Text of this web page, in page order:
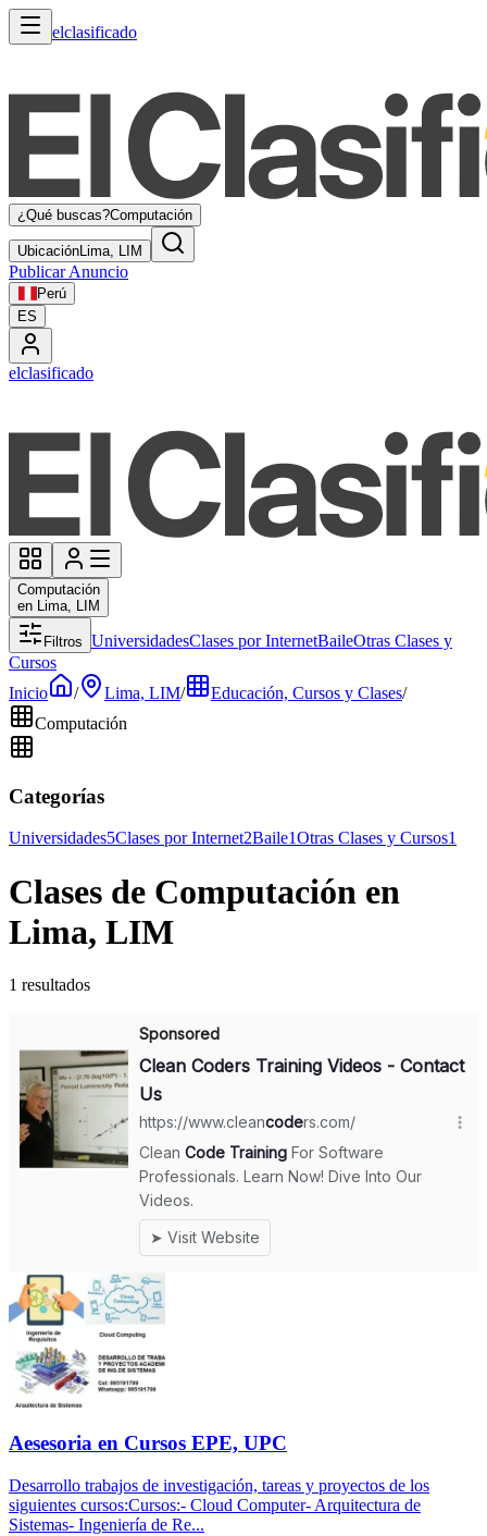
elclasificado
¿Qué buscas?Computación
UbicaciónLima, LIM
Publicar Anuncio
Perú
ES
elclasificado
Computación
en Lima, LIM
Filtros UniversidadesClases por InternetBaileOtras Clases y
Cursos
Inicio
/ Lima, LIM/ Educación, Cursos y Clases/
Computación
Categorías
Universidades5Clases por Internet2Baile1Otras Clases y Cursos1
Clases de Computación en
Lima, LIM
1 resultados
Aesesoria en Cursos EPE, UPC
Desarrollo trabajos de investigación, tareas y proyectos de los
siguientes cursos:Cursos:- Cloud Computer- Arquitectura de
Sistemas- Ingeniería de Re...